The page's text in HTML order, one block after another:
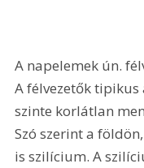
A napelemek ún.
A félvezetők
szinte korlátlan
Szó szerint a
is szilícium. A